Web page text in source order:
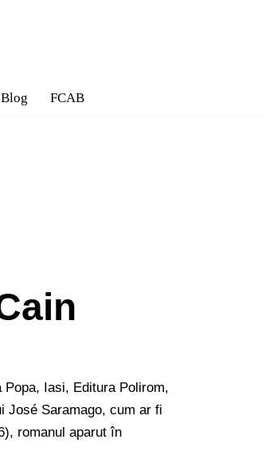
Blog FCAB
Iasi, Editura Polirom,
Saramago, cum ar fi
romanul aparut în